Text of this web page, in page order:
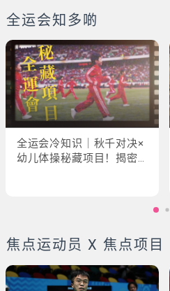
全运会知多啲
全运会冷知识｜秋千对决×
幼儿体操秘藏项目！揭密
焦点运动员 X 焦点项目